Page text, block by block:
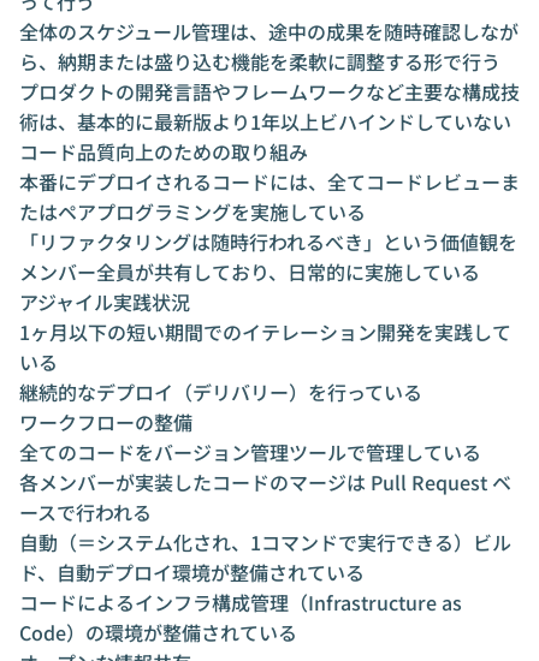
全体のスケジュール管理は、途中の成果を随時確認しなが
ら、納期または盛り込む機能を柔軟に調整する形で行う
プロダクトの開発言語やフレームワークなど主要な構成技
術は、基本的に最新版より1年以上ビハインドしていない
コード品質向上のための取り組み
本番にデプロイされるコードには、全てコードレビューま
たはペアプログラミングを実施している
「リファクタリングは随時行われるべき」という価値観を
メンバー全員が共有しており、日常的に実施している
アジャイル実践状況
1ヶ月以下の短い期間でのイテレーション開発を実践して
いる
継続的なデプロイ（デリバリー）を行っている
ワークフローの整備
全てのコードをバージョン管理ツールで管理している
各メンバーが実装したコードのマージは Pull Request ベ
ースで行われる
自動（＝システム化され、1コマンドで実行できる）ビル
ド、自動デプロイ環境が整備されている
コードによるインフラ構成管理（Infrastructure as
Code）の環境が整備されている